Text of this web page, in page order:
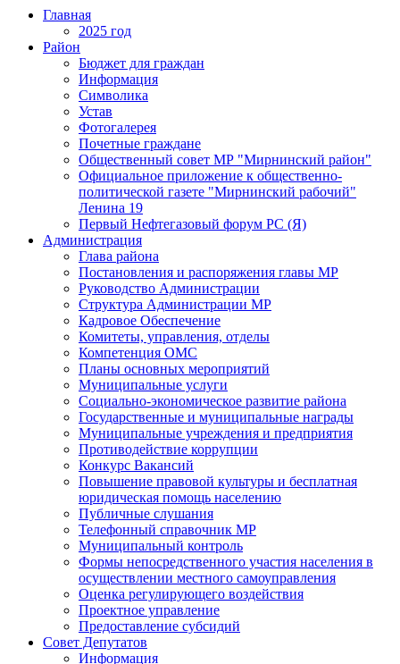
Главная
2025 год
Район
Бюджет для граждан
Информация
Символика
Устав
Фотогалерея
Почетные граждане
Общественный совет МР "Мирнинский район"
Официальное приложение к общественно-
политической газете "Мирнинский рабочий"
Ленина 19
Первый Нефтегазовый форум РС (Я)
Администрация
Глава района
Постановления и распоряжения главы МР
Руководство Администрации
Структура Администрации МР
Кадровое Обеспечение
Комитеты, управления, отделы
Компетенция ОМС
Планы основных мероприятий
Муниципальные услуги
Социально-экономическое развитие района
Государственные и муниципальные награды
Муниципальные учреждения и предприятия
Противодействие коррупции
Конкурс Вакансий
Повышение правовой культуры и бесплатная
юридическая помощь населению
Публичные слушания
Телефонный справочник МР
Муниципальный контроль
Формы непосредственного участия населения в
осуществлении местного самоуправления
Оценка регулирующего воздействия
Проектное управление
Предоставление субсидий
Совет Депутатов
Информация